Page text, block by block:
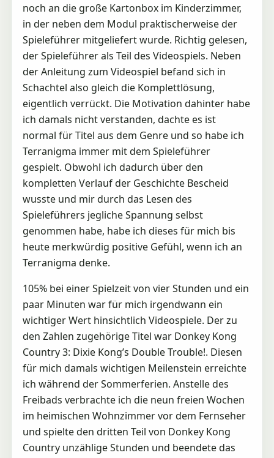
noch an die große Kartonbox im Kinderzimmer,
in der neben dem Modul praktischerweise der
Spieleführer mitgeliefert wurde. Richtig gelesen,
der Spieleführer als Teil des Videospiels. Neben
der Anleitung zum Videospiel befand sich in
Schachtel also gleich die Komplettlösung,
eigentlich verrückt. Die Motivation dahinter habe
ich damals nicht verstanden, dachte es ist
normal für Titel aus dem Genre und so habe ich
Terranigma immer mit dem Spieleführer
gespielt. Obwohl ich dadurch über den
kompletten Verlauf der Geschichte Bescheid
wusste und mir durch das Lesen des
Spieleführers jegliche Spannung selbst
genommen habe, habe ich dieses für mich bis
heute merkwürdig positive Gefühl, wenn ich an
Terranigma denke.
105% bei einer Spielzeit von vier Stunden und ein
paar Minuten war für mich irgendwann ein
wichtiger Wert hinsichtlich Videospiele. Der zu
den Zahlen zugehörige Titel war Donkey Kong
Country 3: Dixie Kong’s Double Trouble!. Diesen
für mich damals wichtigen Meilenstein erreichte
ich während der Sommerferien. Anstelle des
Freibads verbrachte ich die neun freien Wochen
im heimischen Wohnzimmer vor dem Fernseher
und spielte den dritten Teil von Donkey Kong
Country unzählige Stunden und beendete das